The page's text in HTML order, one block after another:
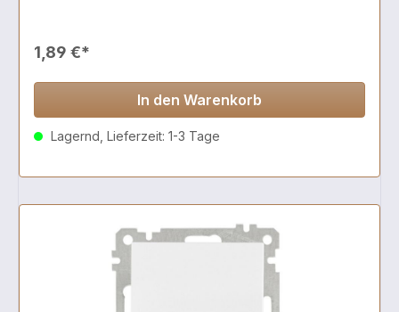
1,89 €*
In den Warenkorb
Lagernd, Lieferzeit: 1-3 Tage